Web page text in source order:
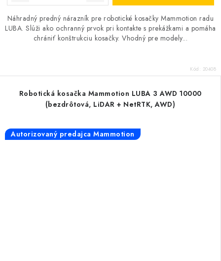
Náhradný predný nárazník pre robotické kosačky Mammotion radu
LUBA. Slúži ako ochranný prvok pri kontakte s prekážkami a pomáha
chrániť konštrukciu kosačky. Vhodný pre modely...
Kód: 20408
Robotická kosačka Mammotion LUBA 3 AWD 10000
(bezdrôtová, LiDAR + NetRTK, AWD)
Autorizovaný predajca Mammotion